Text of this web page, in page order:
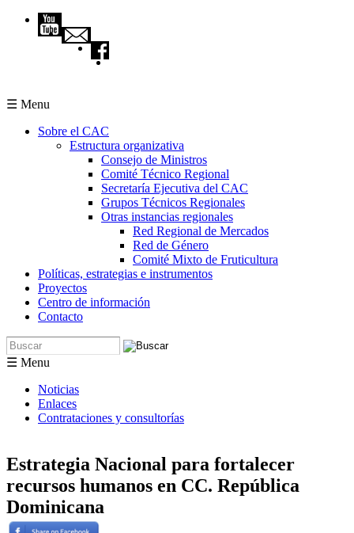
Pasar al contenido principal
☰ Menu
Sobre el CAC
Estructura organizativa
Consejo de Ministros
Comité Técnico Regional
Secretaría Ejecutiva del CAC
Grupos Técnicos Regionales
Otras instancias regionales
Red Regional de Mercados
Red de Género
Comité Mixto de Fruticultura
Políticas, estrategias e instrumentos
Proyectos
Centro de información
Contacto
Formulario de búsqueda
Buscar
☰ Menu
Noticias
Enlaces
Contrataciones y consultorías
Estrategia Nacional para fortalecer
recursos humanos en CC. República
Dominicana